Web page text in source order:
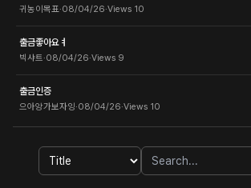
귀농이목표·08/04/26·Views 10
출금좋아요ㅕ
빅샤트·08/04/26·Views 9
출금인증
으아앙가보자잉·08/04/26·Views 10